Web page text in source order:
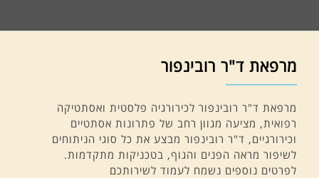
מרפאת ד"ר רובינפור
מרפאת ד"ר רובינפור לכירורגיה פלסטית ואסתטיקה
רפואית, מציעה מגוון רחב של פתרונות אסתטיים
וכירורגיים, ד"ר רובינפור מבצע את כל סוגי הניתוחים
לשיפור מראה הפנים והגוף, בטכניקות מתקדמות.
לפרטים נוספים נשמח לעמוד לשירותכם